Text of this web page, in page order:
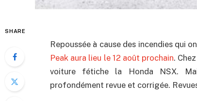
SHARE
Repoussée à cause des incendies qui
Peak aura lieu le 12 août prochain.
voiture fétiche la Honda NSX.
profondément revue et corrigée.